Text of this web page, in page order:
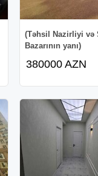
(Təhsil Nazirliyi və
Bazarının yanı)
380000 AZN